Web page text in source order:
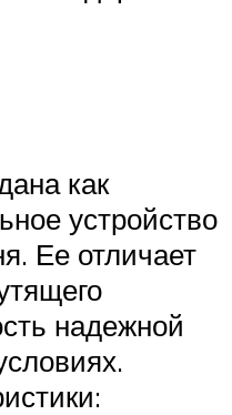
как
устройство
Ее отличает
надежной